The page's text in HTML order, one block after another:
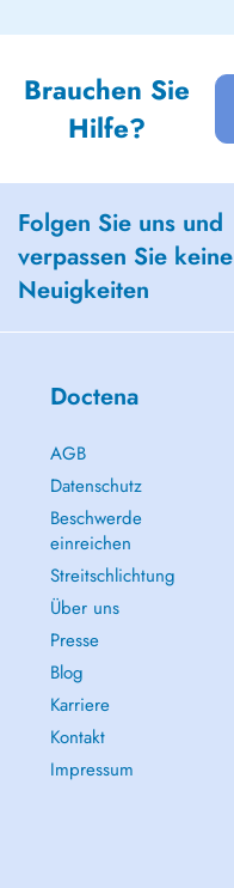
Brauchen Sie
Hilfe?
Folgen Sie uns und
verpassen Sie keine
Neuigkeiten
Doctena
AGB
Datenschutz
Beschwerde
einreichen
Streitschlichtung
Über uns
Presse
Blog
Karriere
Kontakt
Impressum